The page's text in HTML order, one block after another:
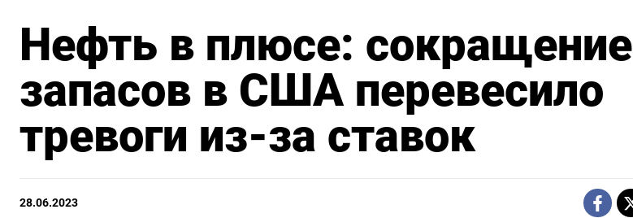
Нефть в плюсе: сокращение
запасов в США перевесило
тревоги из-за ставок
28.06.2023